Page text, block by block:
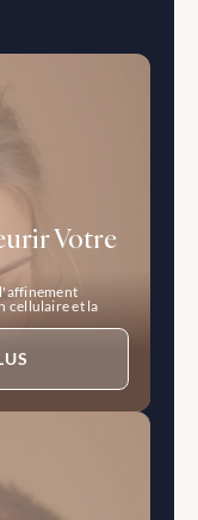
cellulaire et la
Votre